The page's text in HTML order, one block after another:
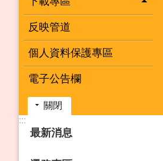
反映管道
個人資料保護專區
電子公告欄
關閉
:::
最新消息